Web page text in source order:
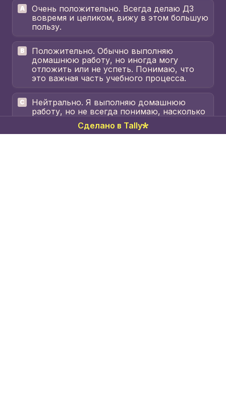
A
Очень положительно. Всегда делаю ДЗ
вовремя и целиком, вижу в этом большую
пользу.
B
Положительно. Обычно выполняю
домашнюю работу, но иногда могу
отложить или не успеть. Понимаю, что
это важная часть учебного процесса.
C
Нейтрально. Я выполняю домашнюю
работу, но не всегда понимаю, насколько
Сделано в Tally